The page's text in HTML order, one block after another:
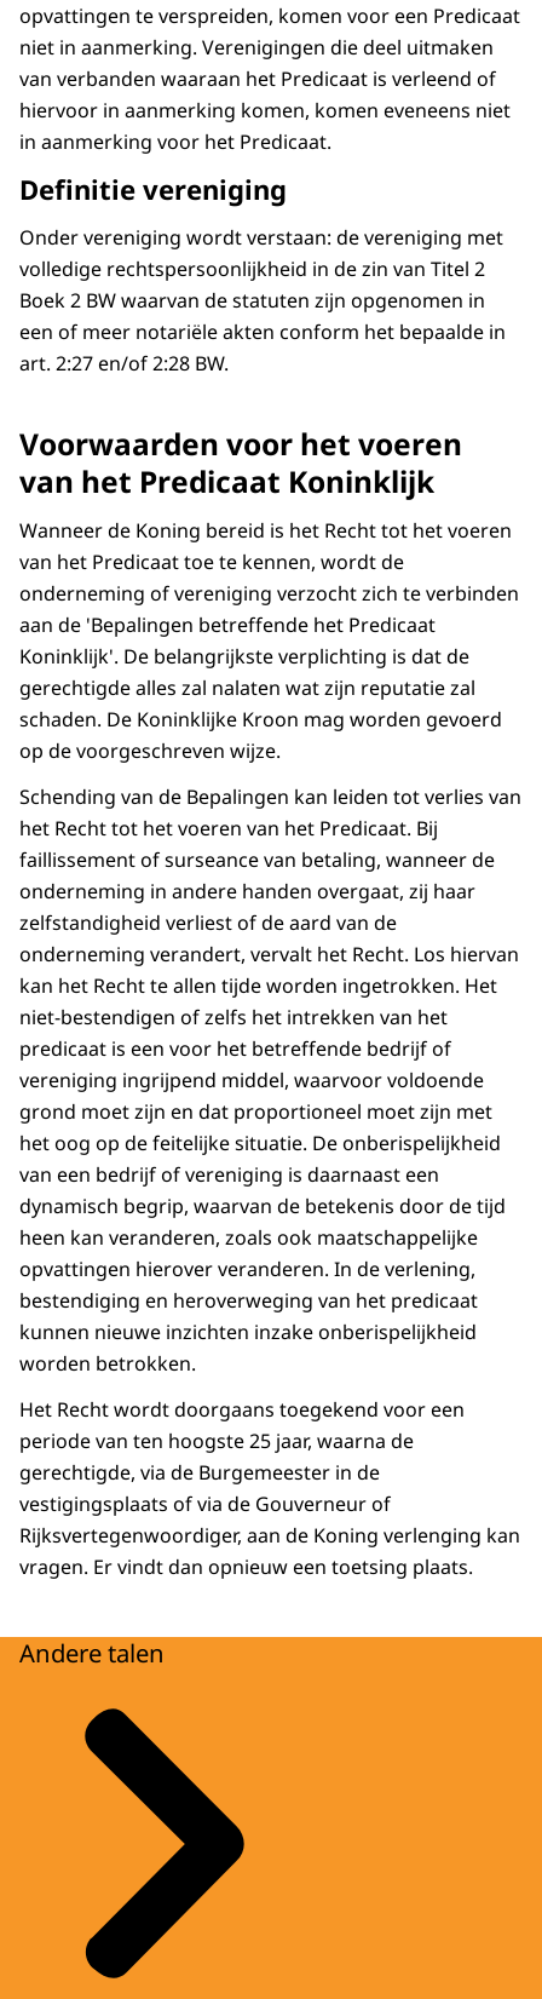
opvattingen te verspreiden, komen voor een Predicaat
niet in aanmerking. Verenigingen die deel uitmaken
van verbanden waaraan het Predicaat is verleend of
hiervoor in aanmerking komen, komen eveneens niet
in aanmerking voor het Predicaat.
Definitie vereniging
Onder vereniging wordt verstaan: de vereniging met
volledige rechtspersoonlijkheid in de zin van Titel 2
Boek 2 BW waarvan de statuten zijn opgenomen in
een of meer notariële akten conform het bepaalde in
art. 2:27 en/of 2:28 BW.
Voorwaarden voor het voeren
van het Predicaat Koninklijk
Wanneer de Koning bereid is het Recht tot het voeren
van het Predicaat toe te kennen, wordt de
onderneming of vereniging verzocht zich te verbinden
aan de 'Bepalingen betreffende het Predicaat
Koninklijk'. De belangrijkste verplichting is dat de
gerechtigde alles zal nalaten wat zijn reputatie zal
schaden. De Koninklijke Kroon mag worden gevoerd
op de voorgeschreven wijze.
Schending van de Bepalingen kan leiden tot verlies van
het Recht tot het voeren van het Predicaat. Bij
faillissement of surseance van betaling, wanneer de
onderneming in andere handen overgaat, zij haar
zelfstandigheid verliest of de aard van de
onderneming verandert, vervalt het Recht. Los hiervan
kan het Recht te allen tijde worden ingetrokken. Het
niet-bestendigen of zelfs het intrekken van het
predicaat is een voor het betreffende bedrijf of
vereniging ingrijpend middel, waarvoor voldoende
grond moet zijn en dat proportioneel moet zijn met
het oog op de feitelijke situatie. De onberispelijkheid
van een bedrijf of vereniging is daarnaast een
dynamisch begrip, waarvan de betekenis door de tijd
heen kan veranderen, zoals ook maatschappelijke
opvattingen hierover veranderen. In de verlening,
bestendiging en heroverweging van het predicaat
kunnen nieuwe inzichten inzake onberispelijkheid
worden betrokken.
Het Recht wordt doorgaans toegekend voor een
periode van ten hoogste 25 jaar, waarna de
gerechtigde, via de Burgemeester in de
vestigingsplaats of via de Gouverneur of
Rijksvertegenwoordiger, aan de Koning verlenging kan
vragen. Er vindt dan opnieuw een toetsing plaats.
Andere talen